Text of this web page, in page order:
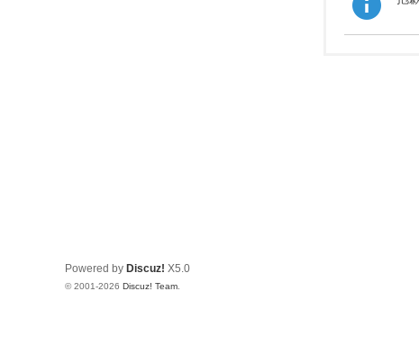
Powered by Discuz! X5.0
© 2001-2026 Discuz! Team